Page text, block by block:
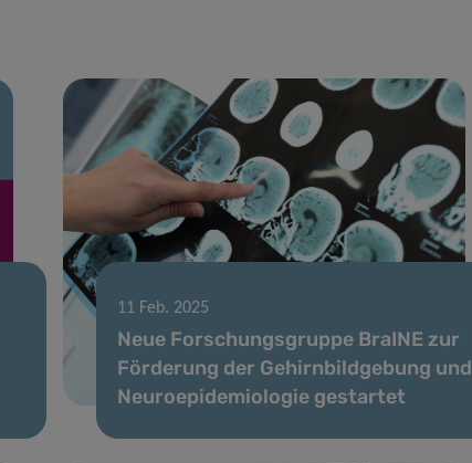
11 Feb. 2025
Neue Forschungsgruppe BraINE zur
Förderung der Gehirnbildgebung und
Neuroepidemiologie gestartet